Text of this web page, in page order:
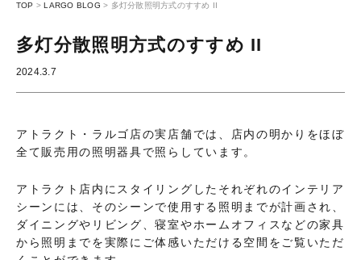
TOP > LARGO BLOG > 多灯分散照明方式のすすめ II
多灯分散照明方式のすすめ II
2024.3.7
アトラクト・ラルゴ店の実店舗では、店内の明かりをほぼ
全て販売用の照明器具で照らしています。
アトラクト店内にスタイリングしたそれぞれのインテリア
シーンには、そのシーンで使用する照明までが計画され、
ダイニングやリビング、寝室やホームオフィスなどの家具
から照明までを実際にご体感いただける空間をご覧いただ